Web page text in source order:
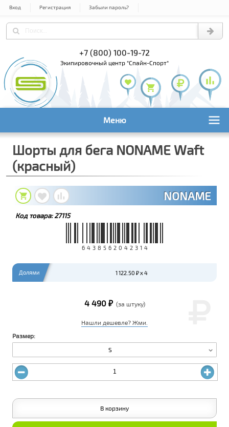
Вход Регистрация Забыли пароль?
+7 (800) 100-19-72
экипировочный центр "Спайн-Спорт"
Меню
Шорты для бега NONAME Waft
(красный)
NONAME
Код товара:27115
6438562042314
Долями 1 122.50 ₽ x 4
4 490 ₽ (за штуку)
Нашли дешевле? Жми.
Размер:
S
В корзину